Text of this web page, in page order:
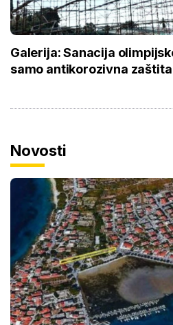
Galerija: Sanacija
samo antikorozivna
Novosti